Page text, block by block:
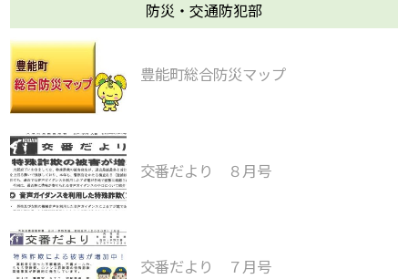
防災・交通防犯部
豊能町総合防災マップ
交番だより ８月号
交番だより ７月号